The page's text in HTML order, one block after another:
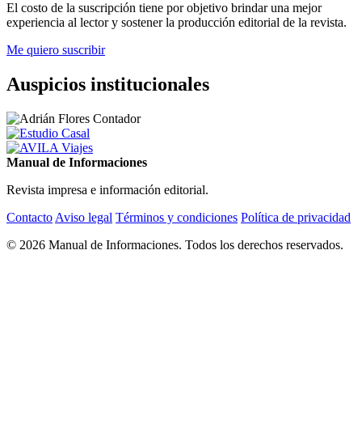
El costo de la suscripción tiene por objetivo brindar una mejor
experiencia al lector y sostener la producción editorial de la revista.
Me quiero suscribir
Auspicios institucionales
Manual de Informaciones
Revista impresa e información editorial.
Contacto Aviso legal Términos y condiciones Política de privacidad
© 2026 Manual de Informaciones. Todos los derechos reservados.